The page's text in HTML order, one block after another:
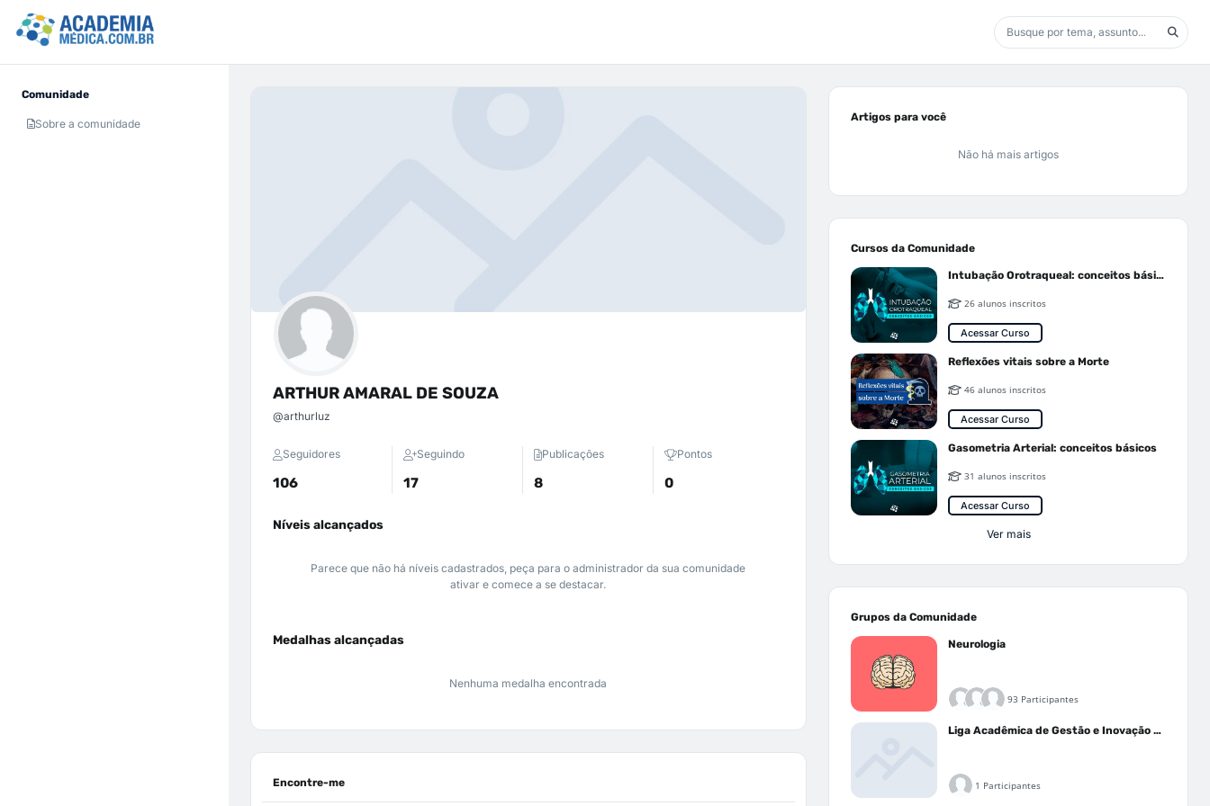
Comunidade
Sobre a comunidade
ARTHUR AMARAL DE SOUZA
@arthurluz
Seguidores
106
Seguindo
17
Publicações
8
Pontos
0
Níveis alcançados
Parece que não há níveis cadastrados, peça para o administrador da sua comunidade
ativar e comece a se destacar.
Medalhas alcançadas
Nenhuma medalha encontrada
Encontre-me
Artigos para você
Não há mais artigos
Cursos da Comunidade
Intubação Orotraqueal: conceitos básicos
26 alunos inscritos
Acessar Curso
Reflexões vitais sobre a Morte
46 alunos inscritos
Acessar Curso
Gasometria Arterial: conceitos básicos
31 alunos inscritos
Acessar Curso
Ver mais
Grupos da Comunidade
Neurologia
93 Participantes
Liga Acadêmica de Gestão e Inovação Médica - LAGIM
1 Participantes